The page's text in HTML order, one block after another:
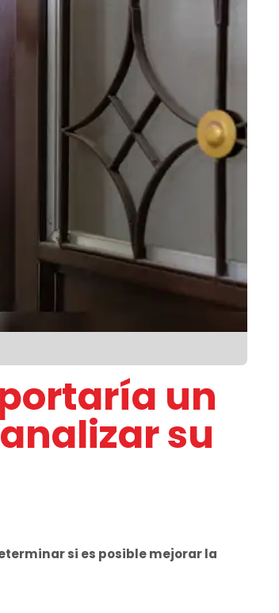
un
su
si es posible mejorar la